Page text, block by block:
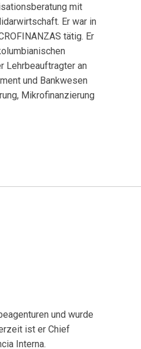
mit
Er war in
tätig. Er
Lehrbeauftragter an
und Bankwesen
Mikrofinanzierung
und wurde
ist er Chief
Interna.